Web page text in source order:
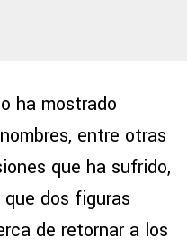
ha mostrado
entre otras
que ha sufrido,
dos figuras
de retornar a los